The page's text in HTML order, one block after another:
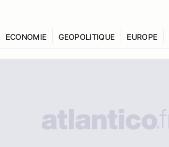
ECONOMIE GEOPOLITIQUE EUROPE